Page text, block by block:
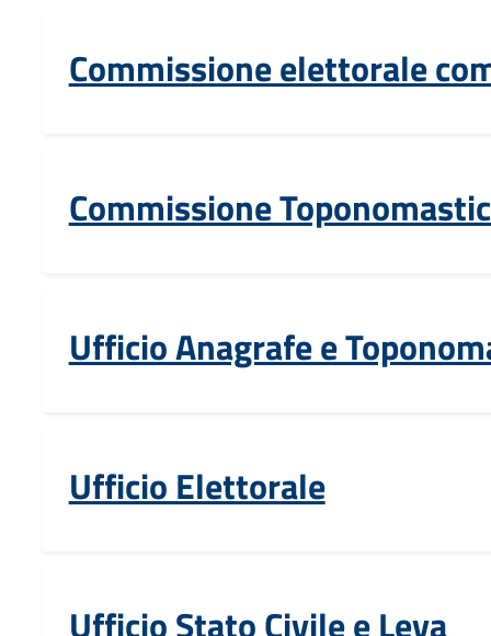
Commissione elettorale
Commissione
Ufficio Anagrafe e
Ufficio Elettorale
Ufficio Stato Civile e Leva